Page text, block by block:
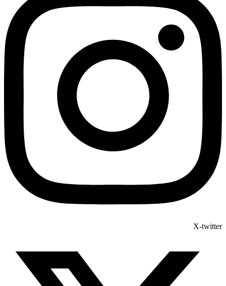
X-twitter